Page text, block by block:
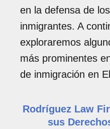
en la defensa de
inmigrantes. A
exploraremos
más prominentes
de inmigración en
Rodríguez Law
sus